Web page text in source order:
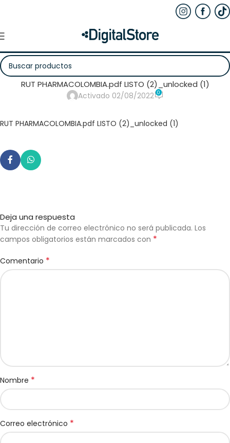
RUT PHARMACOLOMBIA.pdf LISTO (2)_unlocked (1)
Activado 02/08/2022 0
RUT PHARMACOLOMBIA.pdf LISTO (2)_unlocked (1)
Deja una respuesta
Tu dirección de correo electrónico no será publicada. Los
campos obligatorios están marcados con *
Comentario *
Nombre *
Correo electrónico *